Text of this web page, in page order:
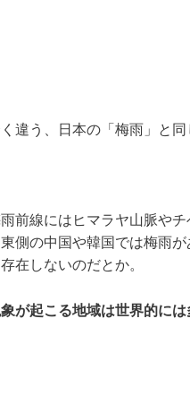
違う、日本の「梅雨」と
前線にはヒマラヤ山脈や
側の中国や韓国では梅雨
在しないのだとか。
が起こる地域は世界的に